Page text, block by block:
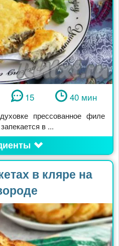
15 40 мин
прессованное филе
в ...
в кляре на